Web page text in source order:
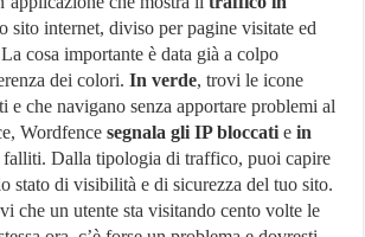
sito internet, diviso per pagine visitate ed
cosa importante è data già a colpo
dei colori.In verde, trovi le icone
e che navigano senza apportare problemi al
Wordfencesegnala gli IP bloccati ein
Dalla tipologia di traffico, puoi capire
stato di visibilità e di sicurezza del tuo sito.
che un utente sta visitando cento volte le